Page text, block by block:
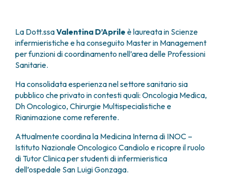
NEOPLASIE MIELODISPLASTICHE
NEOPLASIE MIELOPROLIFERATIVE CRONICHE
SARCOMI E TUMORI RARI
LABORATORIO ANALISI
MEDICINA NUCLEARE
RADIODIAGNOSTICA
RADIOTERAPIA
CONSULENZE
CARDIOLOGIA
DIETETICA E NUTRIZIONE CLINICA
GENETICA MEDICA
PNEUMOLOGIA
PSICOLOGIA
TERAPIA DEL DOLORE E CURE PALLIATIVE
ALTRE CONSULENZE
La Dott.ssaValentina D’Aprile è laureata in Scienze
infermieristiche e ha conseguito Master in Management
per funzioni di coordinamento nell’area delle Professioni
Sanitarie.
Ha consolidata esperienza nel settore sanitario sia
pubblico che privato in contesti quali: Oncologia Medica,
Dh Oncologico, Chirurgie Multispecialistiche e
Rianimazione come referente.
Attualmente coordina la Medicina Interna di INOC –
Istituto Nazionale Oncologico Candiolo e ricopre il ruolo
di Tutor Clinica per studenti di infermieristica
dell’ospedale San Luigi Gonzaga.